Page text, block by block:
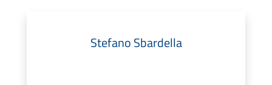
Stefano Sbardella